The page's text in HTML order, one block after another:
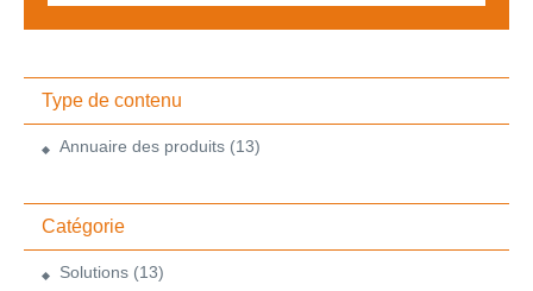
Type de contenu
Annuaire des produits (13)
Catégorie
Solutions (13)